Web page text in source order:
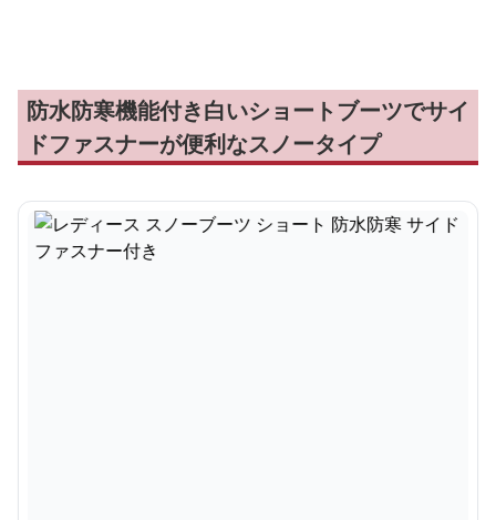
防水防寒機能付き白いショートブーツでサイ
ドファスナーが便利なスノータイプ